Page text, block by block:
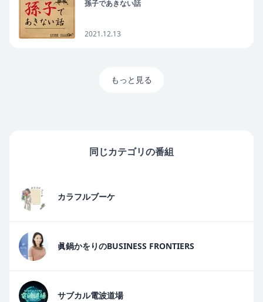
孫子であきない話
2021.12.13
もっと見る
同じカテゴリの番組
カラフルブーケ
眞鍋かをりのBUSINESS FRONTIERS
サブカル電波道場